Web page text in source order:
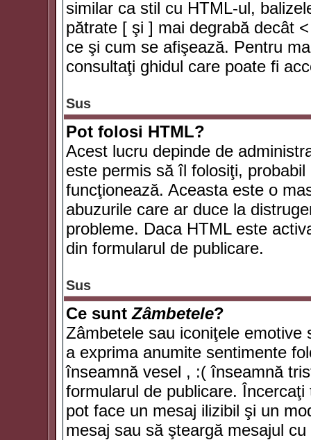
similar ca stil cu HTML-ul,
pătrate [ şi ] mai degrabă decât
ce şi cum se afişează. Pentru
consultaţi ghidul care poate fi
Sus
Pot folosi HTML?
Acest lucru depinde de
este permis să îl folosiţi,
funcţionează. Aceasta este o
abuzurile care ar duce la
probleme. Daca HTML este
din formularul de publicare.
Sus
Ce suntZâmbetele?
Zâmbetele sau iconiţele
a exprima anumite sentimente
înseamnă vesel , :( înseamnă
formularul de publicare.
pot face un mesaj ilizibil şi un
mesaj sau să şteargă mesajul cu